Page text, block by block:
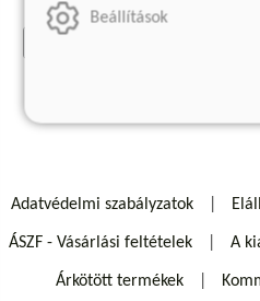
Adatvédelmi szabályzatok
ÁSZF - Vásárlási feltételek A
Árkötött termékek
Beállítások